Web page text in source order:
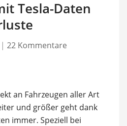
Tesla-Daten
| 22 Kommentare
an Fahrzeugen aller Art
und größer geht dank
immer. Speziell bei